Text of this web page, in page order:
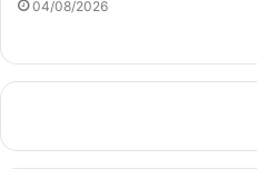
04/08/2026